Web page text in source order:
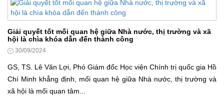
Giải quyết tốt mối quan hệ giữa Nhà nước, thị trường và xã
hội là chìa khóa dẫn đến thành công
30/09/2024
GS, TS. Lê Văn Lợi, Phó Giám đốc Học viện Chính trị quốc gia Hồ
Chí Minh khẳng định, mối quan hệ giữa Nhà nước, thị trường và
xã hội là mối quan tâm...